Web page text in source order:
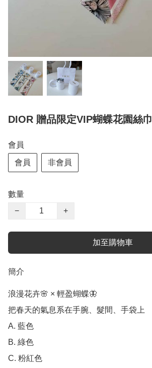
DIOR 贈品限定VIP蝴蝶花園絲巾
會員
會員 非會員
數量
−
+
加至購物車
簡介
浪漫花卉🌸 × 輕盈蝴蝶🦋
把春天的氣息系在手腕、髮間、手袋上
A. 藍色
B. 綠色
C. 粉紅色